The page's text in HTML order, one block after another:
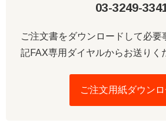
03-3249-
ご注文書をダウンロードして必要
記FAX専用ダイヤルからお送りく
ご注文用紙ダウンロ